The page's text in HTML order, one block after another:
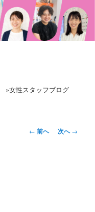
»女性スタッフブログ
投
← 前へ 次へ→